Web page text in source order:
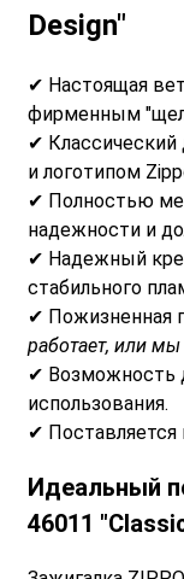
Design"
✔ Настоящая
фирменным
✔
и логотипом
✔ Полностью
надежности и
✔ Надежный
стабильного
✔ Пожизненная
работает, или
✔ Возможность
использования.
✔ Поставляется
Идеальный
46011